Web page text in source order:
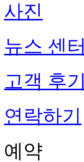
사진
뉴스 센터
고객 후기
연락하기
예약